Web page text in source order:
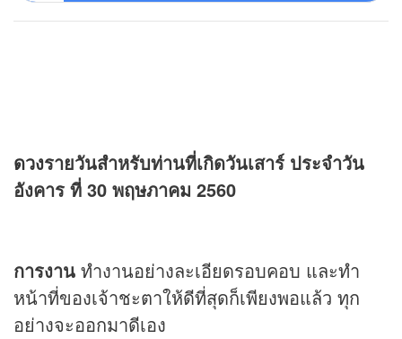
ดวงรายวันสำหรับท่านที่เกิดวันเสาร์ ประจำวัน
อังคาร ที่ 30 พฤษภาคม 2560
การงาน ทำงานอย่างละเอียดรอบคอบ และทำ
หน้าที่ของเจ้าชะตาให้ดีที่สุดก็เพียงพอแล้ว ทุก
อย่างจะออกมาดีเอง